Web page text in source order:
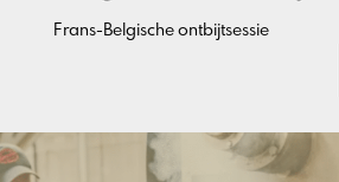
Frans-Belgische ontbijtsessie